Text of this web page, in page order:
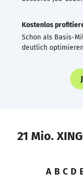
Kostenlos
Schon als Basis-
deutlich
21 Mio.
A B C D